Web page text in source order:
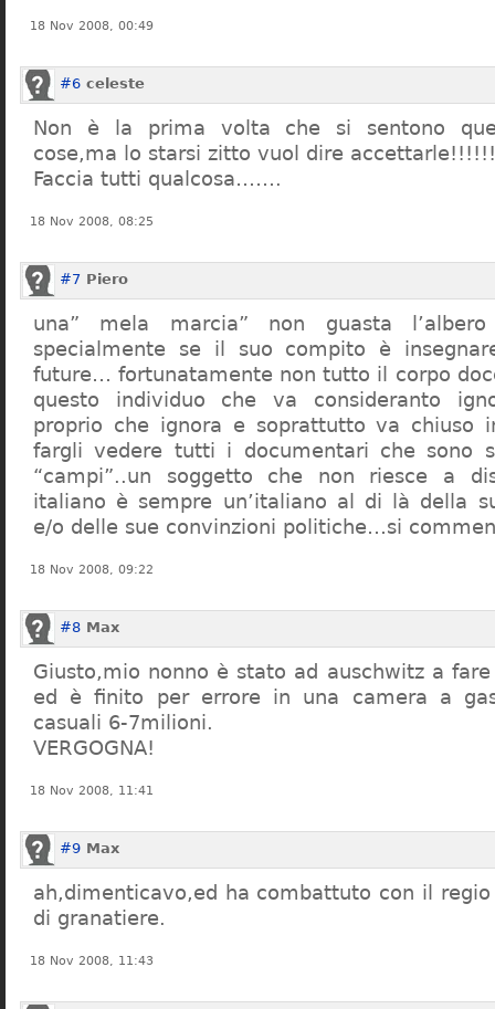
18 Nov 2008, 00:49
#6 celeste
Non è la prima volta che si sentono
cose,ma lo starsi zitto vuol dire accettarle!!!!!!
Faccia tutti qualcosa…….
18 Nov 2008, 08:25
#7 Piero
una” mela marcia” non guasta
specialmente se il suo compito è
future… fortunatamente non tutto il corpo
questo individuo che va consideranto
proprio che ignora e soprattutto va chiuso
fargli vedere tutti i documentari che sono
“campi”..un soggetto che non riesce a
italiano è sempre un’italiano al di là della
e/o delle sue convinzioni politiche…si
18 Nov 2008, 09:22
#8 Max
Giusto,mio nonno è stato ad auschwitz a
ed è finito per errore in una camera a
casuali 6-7milioni.
VERGOGNA!
18 Nov 2008, 11:41
#9 Max
ah,dimenticavo,ed ha combattuto con il
di granatiere.
18 Nov 2008, 11:43